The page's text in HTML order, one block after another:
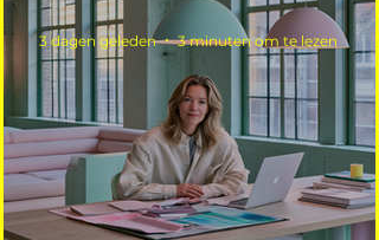
3 dagen geleden 3 minuten om te lezen